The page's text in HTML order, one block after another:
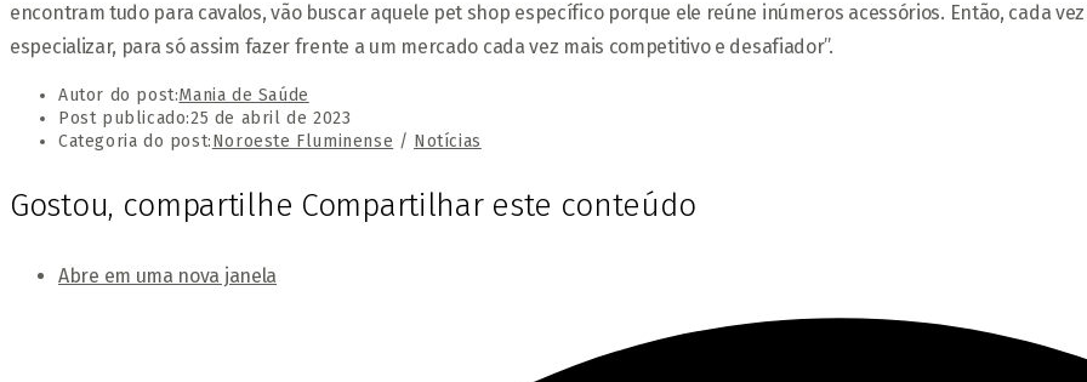
encontram tudo para cavalos, vão buscar aquele pet shop específico porque ele reúne inúmeros acessórios. Então, cada
especializar, para só assim fazer frente a um mercado cada vez mais competitivo e desafiador”.
Autor do post:Mania de Saúde
Post publicado:25 de abril de 2023
Categoria do post:Noroeste Fluminense / Notícias
Gostou, compartilhe Compartilhar este conteúdo
Abre em uma nova janela